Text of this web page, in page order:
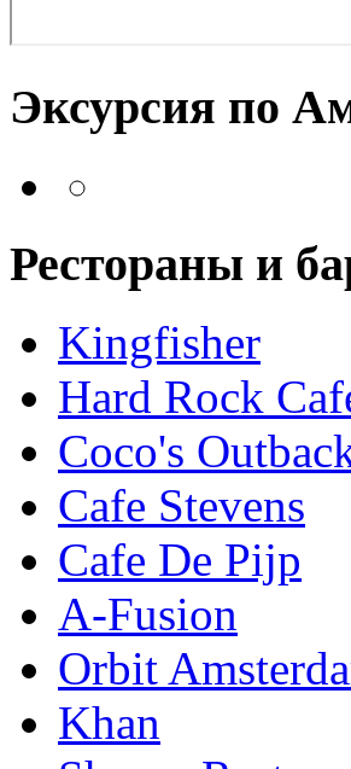
Эксурсия по
Рестораны и
Kingfisher
Hard Rock
Coco's
Cafe Stevens
Cafe De Pijp
A-Fusion
Orbit
Khan